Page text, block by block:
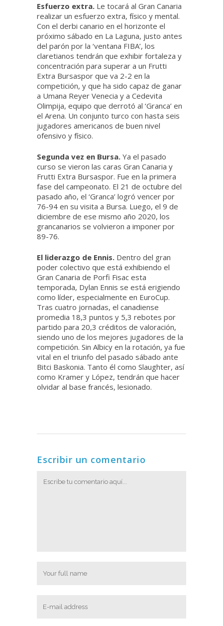
Esfuerzo extra. Le tocará al Gran Canaria
realizar un esfuerzo extra, físico y mental.
Con el derbi canario en el horizonte el
próximo sábado en La Laguna, justo antes
del parón por la ‘ventana FIBA’, los
claretianos tendrán que exhibir fortaleza y
concentración para superar a un Frutti
Extra Bursaspor que va 2-2 en la
competición, y que ha sido capaz de ganar
a Umana Reyer Venecia y a Cedevita
Olimpija, equipo que derrotó al ‘Granca’ en
el Arena. Un conjunto turco con hasta seis
jugadores americanos de buen nivel
ofensivo y físico.
Segunda vez en Bursa. Ya el pasado
curso se vieron las caras Gran Canaria y
Frutti Extra Bursaspor. Fue en la primera
fase del campeonato. El 21 de octubre del
pasado año, el ‘Granca’ logró vencer por
76-94 en su visita a Bursa. Luego, el 9 de
diciembre de ese mismo año 2020, los
grancanarios se volvieron a imponer por
89-76.
El liderazgo de Ennis. Dentro del gran
poder colectivo que está exhibiendo el
Gran Canaria de Porfi Fisac esta
temporada, Dylan Ennis se está erigiendo
como líder, especialmente en EuroCup.
Tras cuatro jornadas, el canadiense
promedia 18,3 puntos y 5,3 rebotes por
partido para 20,3 créditos de valoración,
siendo uno de los mejores jugadores de la
competición. Sin Albicy en la rotación, ya fue
vital en el triunfo del pasado sábado ante
Bitci Baskonia. Tanto él como Slaughter, así
como Kramer y López, tendrán que hacer
olvidar al base francés, lesionado.
Escribir un comentario